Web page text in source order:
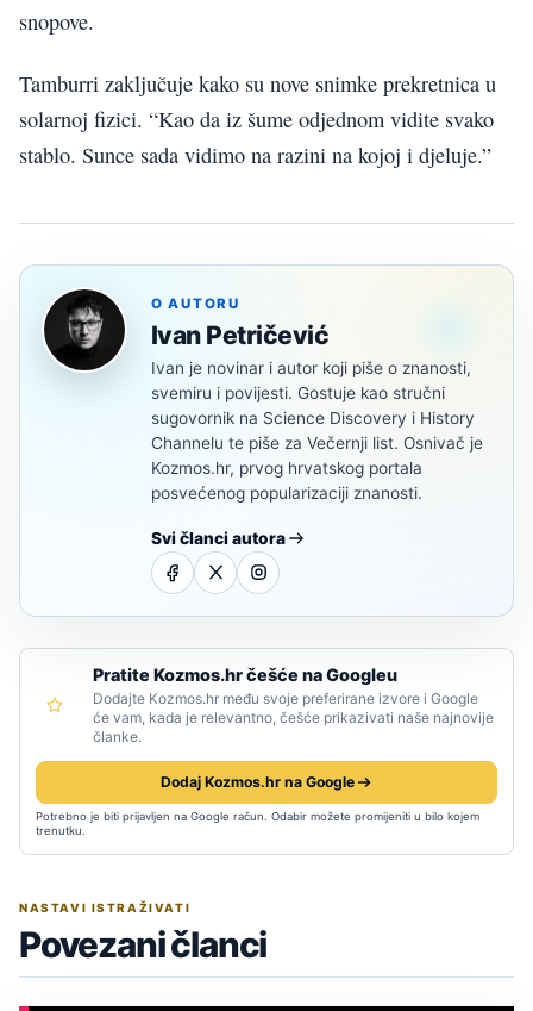
snopove.
Tamburri zaključuje kako su nove snimke prekretnica u
solarnoj fizici. “Kao da iz šume odjednom vidite svako
stablo. Sunce sada vidimo na razini na kojoj i djeluje.”
O AUTORU
Ivan Petričević
Ivan je novinar i autor koji piše o znanosti,
svemiru i povijesti. Gostuje kao stručni
sugovornik na Science Discovery i History
Channelu te piše za Večernji list. Osnivač je
Kozmos.hr, prvog hrvatskog portala
posvećenog popularizaciji znanosti.
Svi članci autora
Pratite Kozmos.hr češće na Googleu
Dodajte Kozmos.hr među svoje preferirane izvore i Google
će vam, kada je relevantno, češće prikazivati naše najnovije
članke.
Dodaj Kozmos.hr na Google
Potrebno je biti prijavljen na Google račun. Odabir možete promijeniti u bilo kojem
trenutku.
NASTAVI ISTRAŽIVATI
Povezani članci